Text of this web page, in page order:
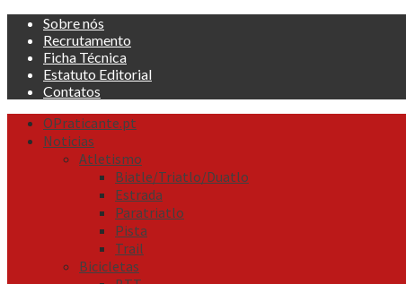
Skip
content
Sobre nós
Recrutamento
Ficha Técnica
Estatuto Editorial
Contatos
Primary
Menu
OPraticante.pt
Noticias
Atletismo
Biatle/Triatlo/Duatlo
Estrada
Paratriatlo
Pista
Trail
Bicicletas